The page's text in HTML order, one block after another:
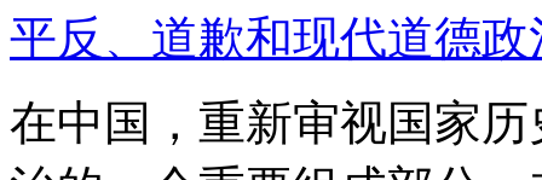
平反、道歉和现代道德政
在中国，重新审视国家